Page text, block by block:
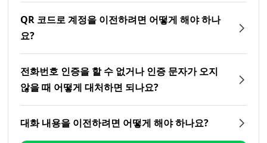
QR 코드로 계정을 이전하려면 어떻게 해야 하나
요?
전화번호 인증을 할 수 없거나 인증 문자가 오지
않을 때 어떻게 대처하면 되나요?
대화 내용을 이전하려면 어떻게 해야 하나요?